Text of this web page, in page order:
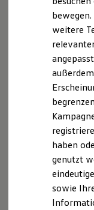
E-
Software
Die
ID.
Marke und
R-
R
Driving
Lifestyle
T-
Golf
weitere
haben
genutzt
sowie